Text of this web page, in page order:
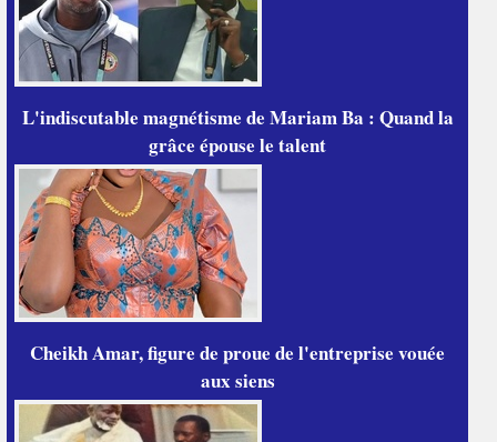
L'indiscutable magnétisme de Mariam Ba : Quand la
grâce épouse le talent
Cheikh Amar, figure de proue de l'entreprise vouée
aux siens